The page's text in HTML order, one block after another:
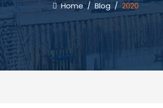
Home/Blog/ 2020